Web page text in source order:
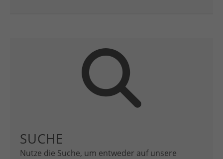
SUCHE
Nutze die Suche, um entweder auf unsere